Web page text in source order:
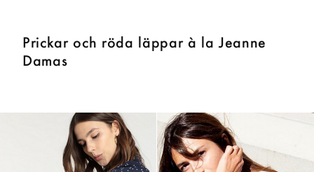
Prickar och röda läppar à la Jeanne
Damas